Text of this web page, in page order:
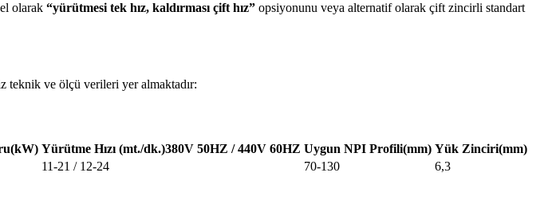
olarak “yürütmesi tek hız, kaldırması çift hız” opsiyonunu veya alternatif olarak çift zincirli standart
ve ölçü verileri yer almaktadır:
Yürütme Hızı (mt./dk.)380V 50HZ / 440V 60HZ Uygun NPI Profili(mm) Yük Zinciri(mm)
11-21 / 12-24 70-130 6,3